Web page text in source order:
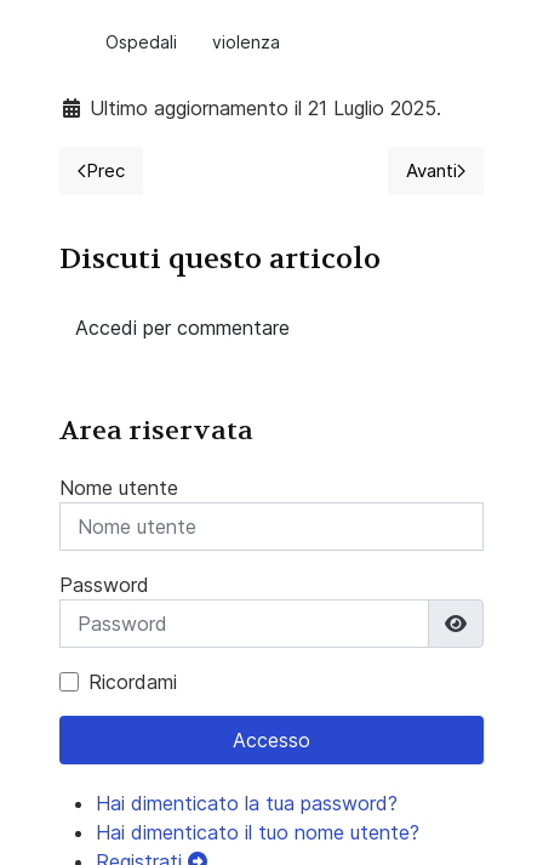
Ospedali violenza
Ultimo aggiornamento il 21 Luglio 2025.
Articolo precedente: Senatore in camera singola:
Prec Articolo
Avanti
Discuti questo articolo
Accedi per commentare
Area riservata
Nome utente
Password
Ricordami
Accesso
Hai dimenticato la tua password?
Hai dimenticato il tuo nome utente?